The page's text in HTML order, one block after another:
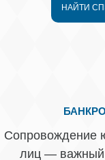
НАЙТИ
Сопровождение
лиц — важный